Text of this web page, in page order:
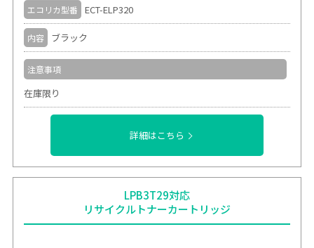
エコリカ型番 ECT-ELP320
内容 ブラック
注意事項
在庫限り
詳細はこちら
LPB3T29対応
リサイクルトナーカートリッジ